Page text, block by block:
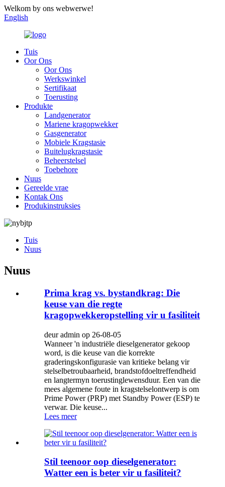
Welkom by ons webwerwe!
English
Tuis
Oor Ons
Oor Ons
Werkswinkel
Sertifikaat
Toerusting
Produkte
Landgenerator
Mariene kragopwekker
Gasgenerator
Mobiele Kragstasie
Buitelugkragstasie
Beheerstelsel
Toebehore
Nuus
Gereelde vrae
Kontak Ons
Produkinstruksies
Tuis
Nuus
Nuus
Prima krag vs. bystandkrag: Die
keuse van die regte
kragopwekkeropstelling vir u fasiliteit
deur admin op 26-08-05
Wanneer 'n industriële dieselgenerator gekoop
word, is die keuse van die korrekte
graderingskonfigurasie van kritieke belang vir
stelselbetroubaarheid, brandstofdoeltreffendheid
en langtermyn toerustinglewensduur. Een van die
mees algemene foute in kragstelselontwerp is om
Prime Power (PRP) met Standby Power (ESP) te
verwar. Die keuse...
Lees meer
Stil teenoor oop dieselgenerator:
Watter een is beter vir u fasiliteit?